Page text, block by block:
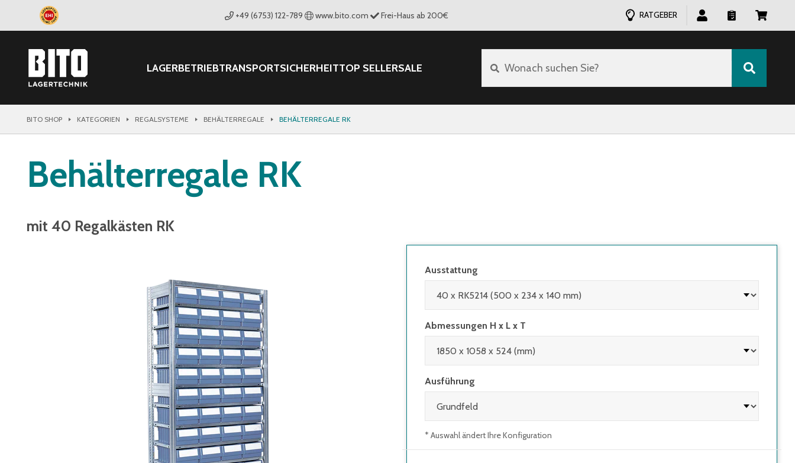
+49 (6753) 122-789 www.bito.com Frei-Haus ab 200€ RATGEBER
LAGERBETRIEBTRANSPORTSICHERHEITTOP SELLERSALE Wonach suchen Sie?
BITO SHOP KATEGORIEN REGALSYSTEME BEHÄLTERREGALE BEHÄLTERREGALE RK
Behälterregale RK
mit 40 Regalkästen RK
Ausstattung
Abmessungen H x L x T
Ausführung
* Auswahl ändert Ihre Konfiguration